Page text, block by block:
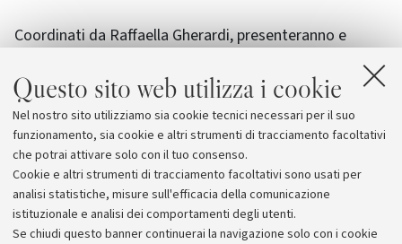
Questo sito web utilizza i cookie
Nel nostro sito utilizziamo sia cookie tecnici necessari per il suo
funzionamento, sia cookie e altri strumenti di tracciamento facoltativi
che potrai attivare solo con il tuo consenso.
Cookie e altri strumenti di tracciamento facoltativi sono usati per
analisi statistiche, misure sull'efficacia della comunicazione
istituzionale e analisi dei comportamenti degli utenti.
Se chiudi questo banner continuerai la navigazione solo con i cookie
Coordinati da Raffaella Gherardi, presenteranno e
discuteranno il volume due studiosi particolarmente
legati a Matteucci e ai suoi studi, Maurizio Fioravanti,
storico del costituzionalismo europeo dell’Università di
Firenze, e Lorenzo Ornaghi, scienziato politico
dell’Università Cattolica del Sacro Cuore di Milano.